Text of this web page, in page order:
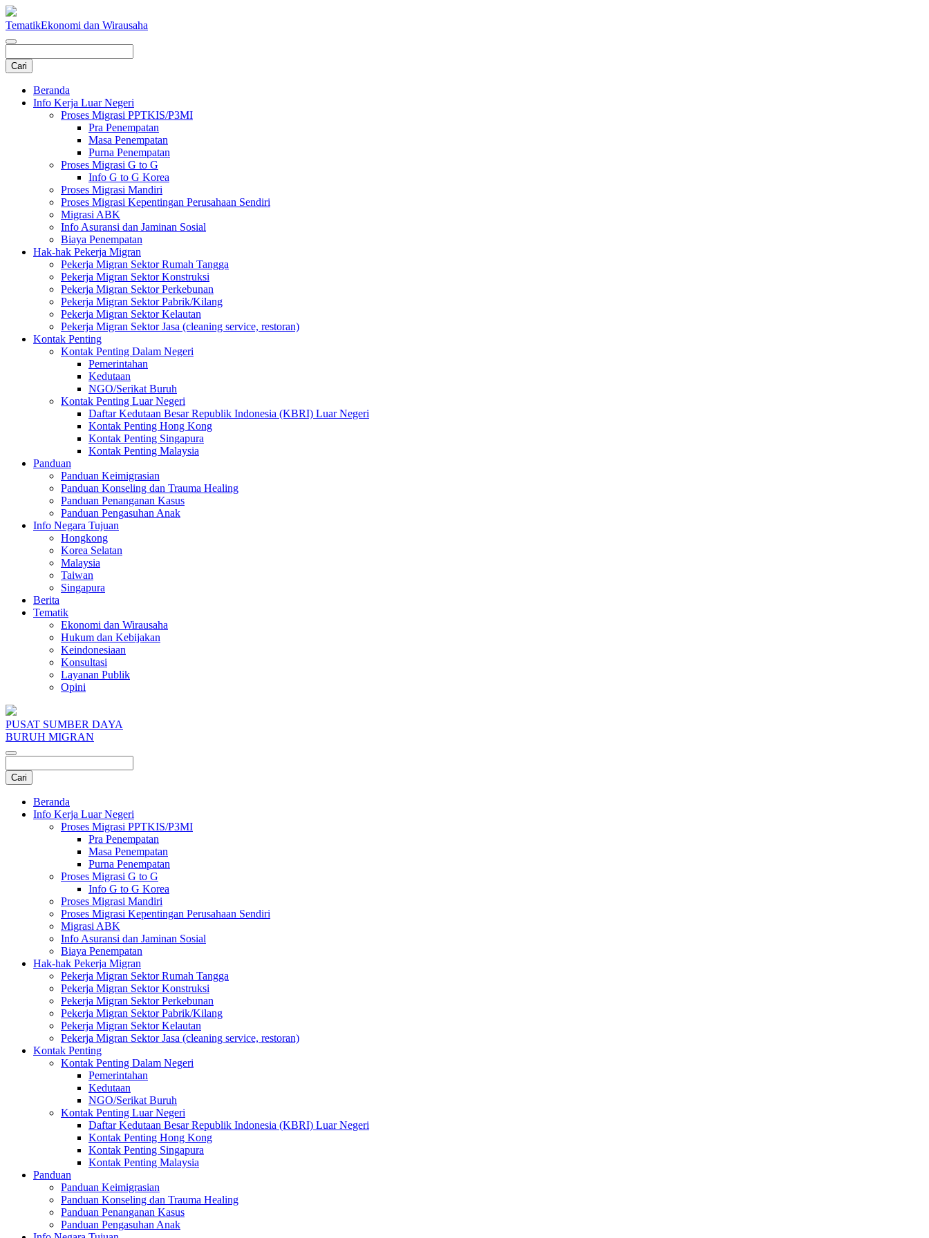
TematikEkonomi dan Wirausaha
Beranda
Info Kerja Luar Negeri
Proses Migrasi PPTKIS/P3MI
Pra Penempatan
Masa Penempatan
Purna Penempatan
Proses Migrasi G to G
Info G to G Korea
Proses Migrasi Mandiri
Proses Migrasi Kepentingan Perusahaan Sendiri
Migrasi ABK
Info Asuransi dan Jaminan Sosial
Biaya Penempatan
Hak-hak Pekerja Migran
Pekerja Migran Sektor Rumah Tangga
Pekerja Migran Sektor Konstruksi
Pekerja Migran Sektor Perkebunan
Pekerja Migran Sektor Pabrik/Kilang
Pekerja Migran Sektor Kelautan
Pekerja Migran Sektor Jasa (cleaning service, restoran)
Kontak Penting
Kontak Penting Dalam Negeri
Pemerintahan
Kedutaan
NGO/Serikat Buruh
Kontak Penting Luar Negeri
Daftar Kedutaan Besar Republik Indonesia (KBRI) Luar Negeri
Kontak Penting Hong Kong
Kontak Penting Singapura
Kontak Penting Malaysia
Panduan
Panduan Keimigrasian
Panduan Konseling dan Trauma Healing
Panduan Penanganan Kasus
Panduan Pengasuhan Anak
Info Negara Tujuan
Hongkong
Korea Selatan
Malaysia
Taiwan
Singapura
Berita
Tematik
Ekonomi dan Wirausaha
Hukum dan Kebijakan
Keindonesiaan
Konsultasi
Layanan Publik
Opini
PUSAT SUMBER DAYA
BURUH MIGRAN
Beranda
Info Kerja Luar Negeri
Proses Migrasi PPTKIS/P3MI
Pra Penempatan
Masa Penempatan
Purna Penempatan
Proses Migrasi G to G
Info G to G Korea
Proses Migrasi Mandiri
Proses Migrasi Kepentingan Perusahaan Sendiri
Migrasi ABK
Info Asuransi dan Jaminan Sosial
Biaya Penempatan
Hak-hak Pekerja Migran
Pekerja Migran Sektor Rumah Tangga
Pekerja Migran Sektor Konstruksi
Pekerja Migran Sektor Perkebunan
Pekerja Migran Sektor Pabrik/Kilang
Pekerja Migran Sektor Kelautan
Pekerja Migran Sektor Jasa (cleaning service, restoran)
Kontak Penting
Kontak Penting Dalam Negeri
Pemerintahan
Kedutaan
NGO/Serikat Buruh
Kontak Penting Luar Negeri
Daftar Kedutaan Besar Republik Indonesia (KBRI) Luar Negeri
Kontak Penting Hong Kong
Kontak Penting Singapura
Kontak Penting Malaysia
Panduan
Panduan Keimigrasian
Panduan Konseling dan Trauma Healing
Panduan Penanganan Kasus
Panduan Pengasuhan Anak